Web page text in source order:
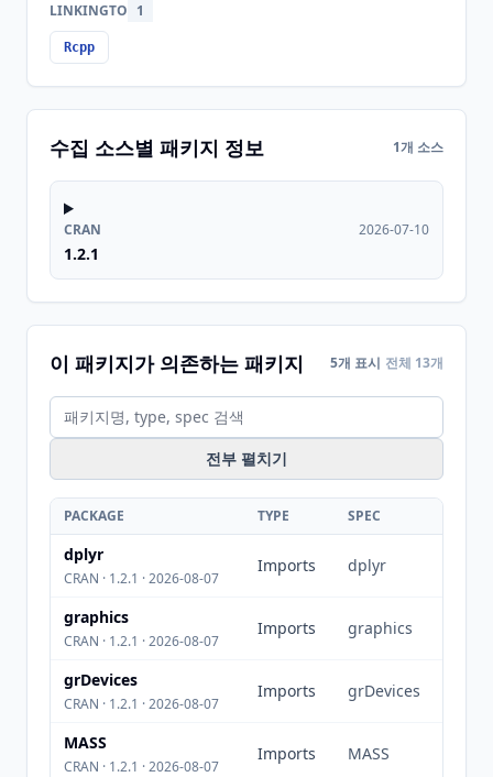
LINKINGTO 1
Rcpp
수집 소스별 패키지 정보 1개 소스
CRAN
1.2.1
2026-07-10
이 패키지가 의존하는 패키지 5개 표시 전체 13개
전부 펼치기
PACKAGE TYPE SPEC
dplyr
CRAN · 1.2.1 · 2026-08-07
Imports dplyr
graphics
CRAN · 1.2.1 · 2026-08-07
Imports graphics
grDevices
CRAN · 1.2.1 · 2026-08-07
Imports grDevices
MASS
CRAN · 1.2.1 · 2026-08-07
Imports MASS